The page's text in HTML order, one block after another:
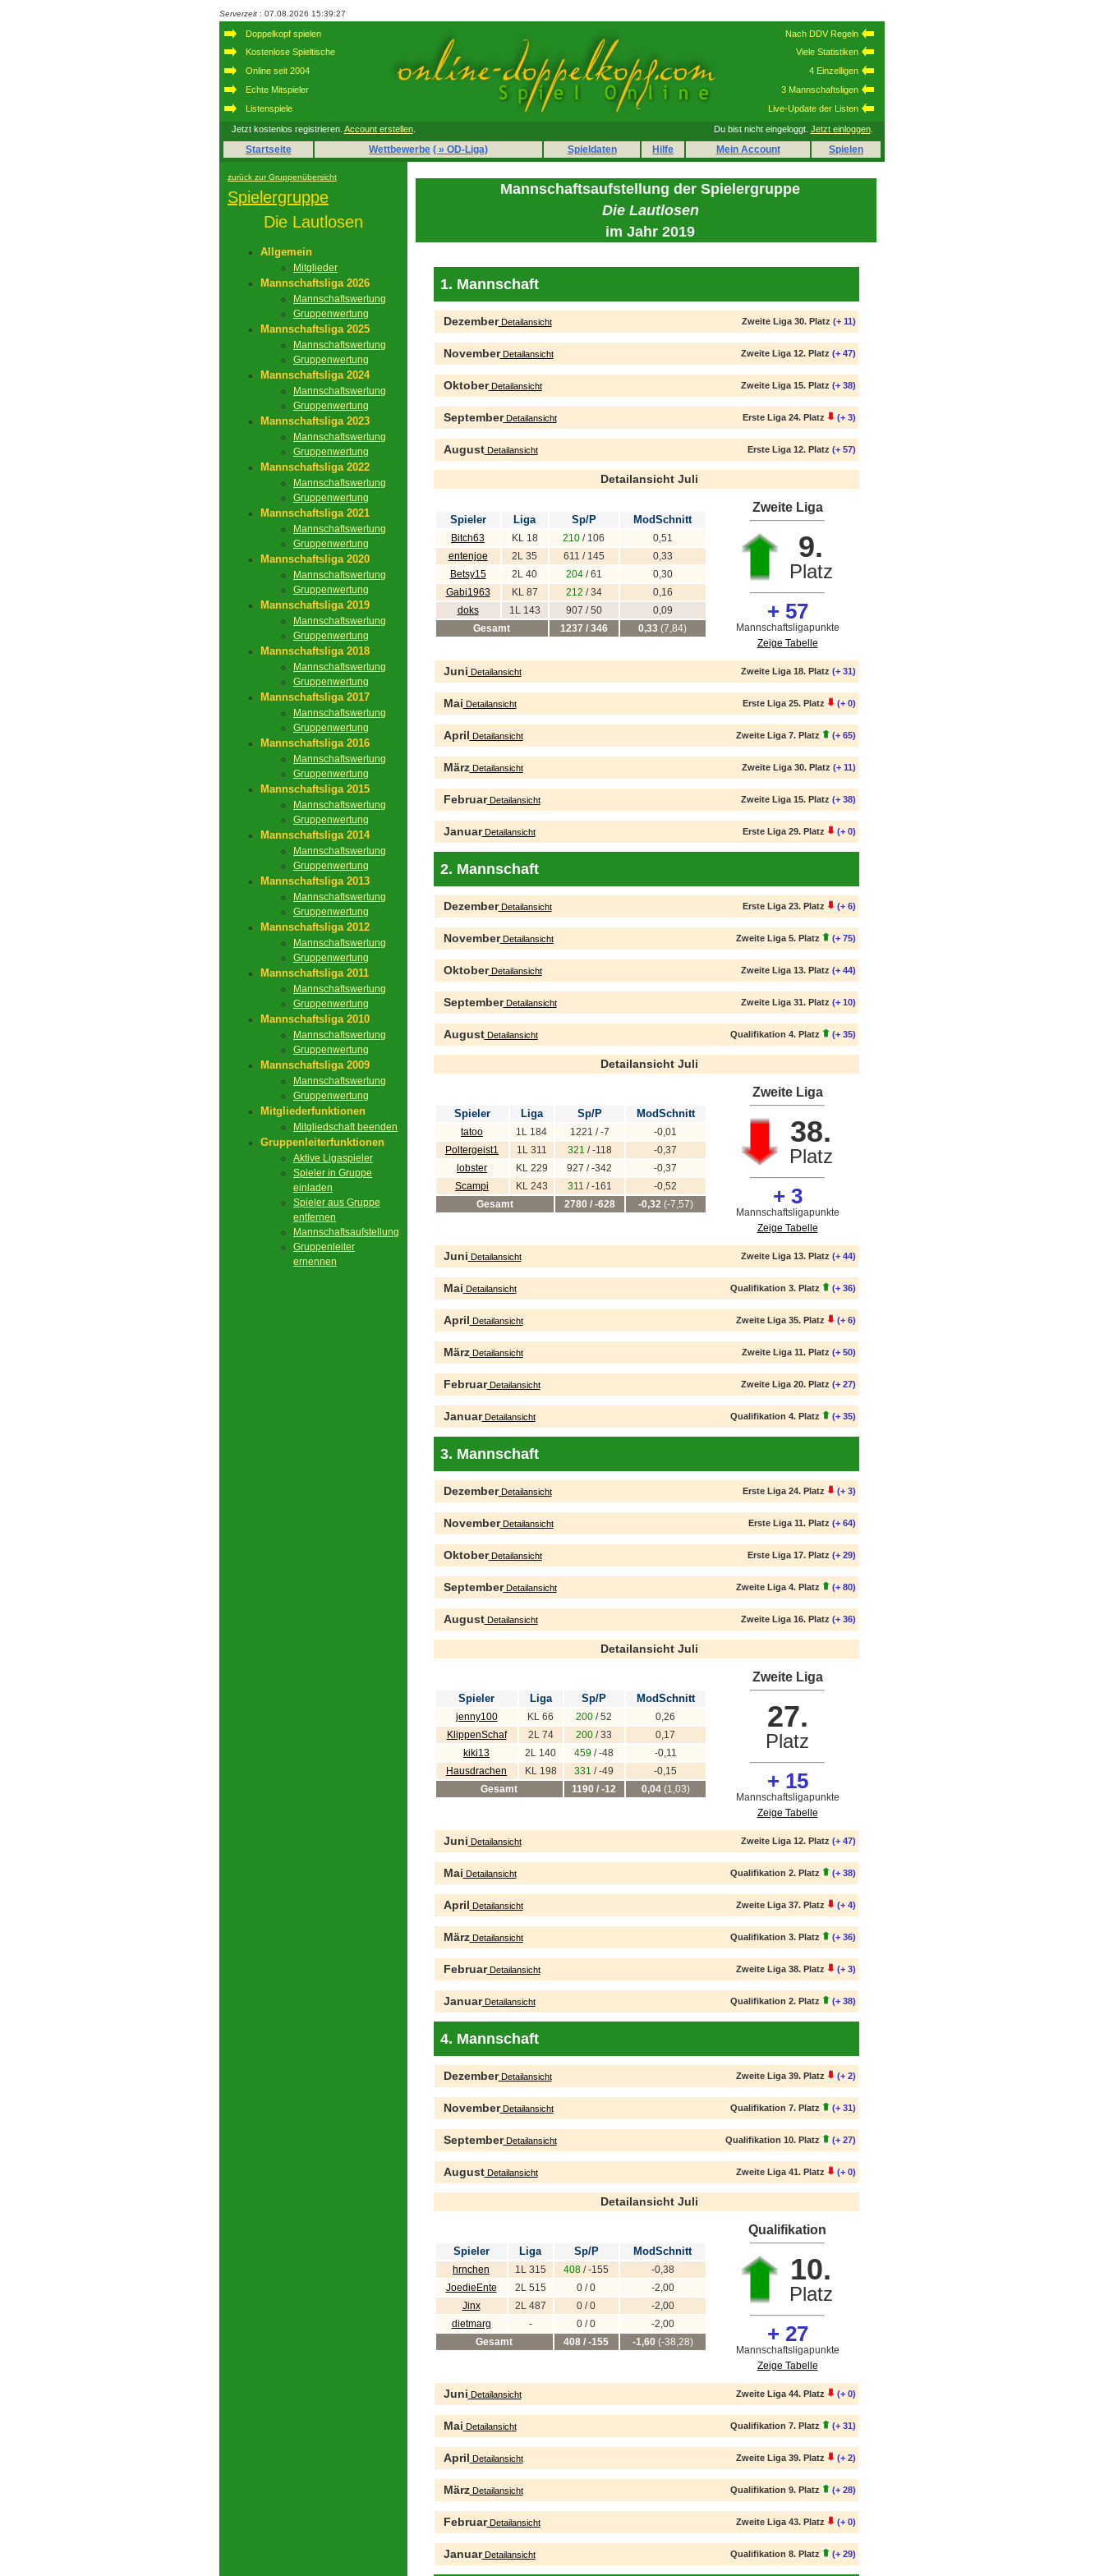
Serverzeit : 07.08.2026 15:39:27
Doppelkopf spielen
Kostenlose Spieltische
Online seit 2004
Echte Mitspieler
Listenspiele
Nach DDV Regeln
Viele Statistiken
4 Einzelligen
3 Mannschaftsligen
Live-Update der Listen
Jetzt kostenlos registrieren. Account erstellen. Du bist nicht eingeloggt. Jetzt einloggen.
Startseite Wettbewerbe ( » OD-Liga) Spieldaten Hilfe Mein Account Spielen
zurück zur Gruppenübersicht
Spielergruppe
Die Lautlosen
Allgemein
Mitglieder
Mannschaftsliga 2026
Mannschaftswertung
Gruppenwertung
Mannschaftsliga 2025
Mannschaftswertung
Gruppenwertung
Mannschaftsliga 2024
Mannschaftswertung
Gruppenwertung
Mannschaftsliga 2023
Mannschaftswertung
Gruppenwertung
Mannschaftsliga 2022
Mannschaftswertung
Gruppenwertung
Mannschaftsliga 2021
Mannschaftswertung
Gruppenwertung
Mannschaftsliga 2020
Mannschaftswertung
Gruppenwertung
Mannschaftsliga 2019
Mannschaftswertung
Gruppenwertung
Mannschaftsliga 2018
Mannschaftswertung
Gruppenwertung
Mannschaftsliga 2017
Mannschaftswertung
Gruppenwertung
Mannschaftsliga 2016
Mannschaftswertung
Gruppenwertung
Mannschaftsliga 2015
Mannschaftswertung
Gruppenwertung
Mannschaftsliga 2014
Mannschaftswertung
Gruppenwertung
Mannschaftsliga 2013
Mannschaftswertung
Gruppenwertung
Mannschaftsliga 2012
Mannschaftswertung
Gruppenwertung
Mannschaftsliga 2011
Mannschaftswertung
Gruppenwertung
Mannschaftsliga 2010
Mannschaftswertung
Gruppenwertung
Mannschaftsliga 2009
Mannschaftswertung
Gruppenwertung
Mitgliederfunktionen
Mitgliedschaft beenden
Gruppenleiterfunktionen
Aktive Ligaspieler
Spieler in Gruppe
einladen
Spieler aus Gruppe
entfernen
Mannschaftsaufstellung
Gruppenleiter
ernennen
Mannschaftsaufstellung der Spielergruppe
Die Lautlosen
im Jahr 2019
1. Mannschaft
DezemberDetailansicht Zweite Liga 30. Platz (+ 11)
NovemberDetailansicht Zweite Liga 12. Platz (+ 47)
OktoberDetailansicht Zweite Liga 15. Platz (+ 38)
SeptemberDetailansicht Erste Liga 24. Platz (+ 3)
AugustDetailansicht Erste Liga 12. Platz (+ 57)
Detailansicht Juli
Spieler Liga Sp/P ModSchnitt
Bitch63 KL 18 210 / 106
0,51
entenjoe
2L 35 611 / 145
0,33
Betsy15
2L 40 204/ 61
0,30
Gabi1963
KL 87 212 / 34
0,16
doks
1L 143 907 / 50
0,09
Gesamt
1237 / 346 0,33 (7,84)
Zweite Liga
9.
Platz
+ 57
Mannschaftsligapunkte
Zeige Tabelle
Juni Detailansicht Zweite Liga 18. Platz (+ 31)
Mai Detailansicht Erste Liga 25. Platz (+ 0)
April Detailansicht Zweite Liga 7. Platz (+ 65)
MärzDetailansicht Zweite Liga 30. Platz (+ 11)
FebruarDetailansicht Zweite Liga 15. Platz (+ 38)
JanuarDetailansicht Erste Liga 29. Platz (+ 0)
2. Mannschaft
DezemberDetailansicht Erste Liga 23. Platz (+ 6)
NovemberDetailansicht Zweite Liga 5. Platz (+ 75)
OktoberDetailansicht Zweite Liga 13. Platz (+ 44)
SeptemberDetailansicht Zweite Liga 31. Platz (+ 10)
AugustDetailansicht Qualifikation 4. Platz (+ 35)
Detailansicht Juli
Spieler Liga Sp/P ModSchnitt
tatoo 1L 184 1221 / -7
-0,01
Poltergeist1
1L 311 321 / -118
-0,37
lobster
KL 229 927 / -342
-0,37
Scampi
KL 243 311 / -161
-0,52
Gesamt
2780 / -628 -0,32(-7,57)
Zweite Liga
38.
Platz
+ 3
Mannschaftsligapunkte
Zeige Tabelle
Juni Detailansicht Zweite Liga 13. Platz (+ 44)
Mai Detailansicht Qualifikation 3. Platz (+ 36)
April Detailansicht Zweite Liga 35. Platz (+ 6)
MärzDetailansicht Zweite Liga 11. Platz (+ 50)
FebruarDetailansicht Zweite Liga 20. Platz (+ 27)
JanuarDetailansicht Qualifikation 4. Platz (+ 35)
3. Mannschaft
DezemberDetailansicht Erste Liga 24. Platz (+ 3)
NovemberDetailansicht Erste Liga 11. Platz (+ 64)
OktoberDetailansicht Erste Liga 17. Platz (+ 29)
SeptemberDetailansicht Zweite Liga 4. Platz (+ 80)
AugustDetailansicht Zweite Liga 16. Platz (+ 36)
Detailansicht Juli
Spieler Liga Sp/P ModSchnitt
jenny100 KL 66 200 / 52
0,26
KlippenSchaf
2L 74 200 / 33
0,17
kiki13
2L 140 459 / -48
-0,11
Hausdrachen
KL 198 331 / -49
-0,15
Gesamt
1190 / -12 0,04(1,03)
Zweite Liga
27.
Platz
+ 15
Mannschaftsligapunkte
Zeige Tabelle
Juni Detailansicht Zweite Liga 12. Platz (+ 47)
Mai Detailansicht Qualifikation 2. Platz (+ 38)
April Detailansicht Zweite Liga 37. Platz (+ 4)
MärzDetailansicht Qualifikation 3. Platz (+ 36)
FebruarDetailansicht Zweite Liga 38. Platz (+ 3)
JanuarDetailansicht Qualifikation 2. Platz (+ 38)
4. Mannschaft
DezemberDetailansicht Zweite Liga 39. Platz (+ 2)
NovemberDetailansicht Qualifikation 7. Platz (+ 31)
SeptemberDetailansicht Qualifikation 10. Platz (+ 27)
AugustDetailansicht Zweite Liga 41. Platz (+ 0)
Detailansicht Juli
Spieler Liga Sp/P ModSchnitt
hrnchen 1L 315 408 / -155
-0,38
JoedieEnte
2L 515 0 / 0
-2,00
Jinx
2L 487 0 / 0
-2,00
dietmarg
- 0 / 0
-2,00
Gesamt
408 / -155 -1,60 (-38,28)
Qualifikation
10.
Platz
+ 27
Mannschaftsligapunkte
Zeige Tabelle
Juni Detailansicht Zweite Liga 44. Platz (+ 0)
Mai Detailansicht Qualifikation 7. Platz (+ 31)
April Detailansicht Zweite Liga 39. Platz (+ 2)
MärzDetailansicht Qualifikation 9. Platz (+ 28)
FebruarDetailansicht Zweite Liga 43. Platz (+ 0)
JanuarDetailansicht Qualifikation 8. Platz (+ 29)